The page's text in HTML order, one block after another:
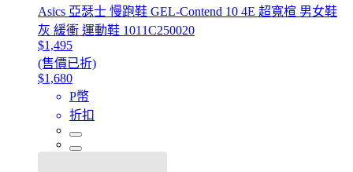
Asics 亞瑟士 慢跑鞋 GEL-Contend 10 4E 超寬楦 男女鞋
灰 緩衝 運動鞋 1011C250020
$1,495
(售價已折)
$1,680
P幣
折扣